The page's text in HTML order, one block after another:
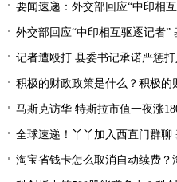
要闻速递：外交部回应“中印相
外交部回应“中印相互驱逐记者”
记者遭殴打 县委书记承诺严惩
积极的财政政策是什么？积极的
马斯克访华 特斯拉市值一夜涨
全球速递！丫丫加入西直门群聊
淘宝省钱卡怎么取消自动续费？